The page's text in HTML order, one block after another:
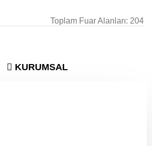
Toplam Fuar Alanları: 204
KURUMSAL